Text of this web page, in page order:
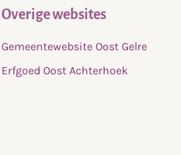
Overige websites
Gemeentewebsite Oost Gelre
Erfgoed Oost Achterhoek